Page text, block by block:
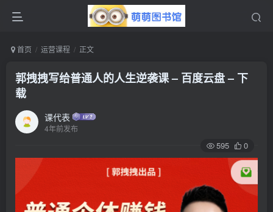
首页 运营课程 正文
郭拽拽写给普通人的人生逆袭课 – 百度云盘 – 下
载
课代表
4年前发布
595 0